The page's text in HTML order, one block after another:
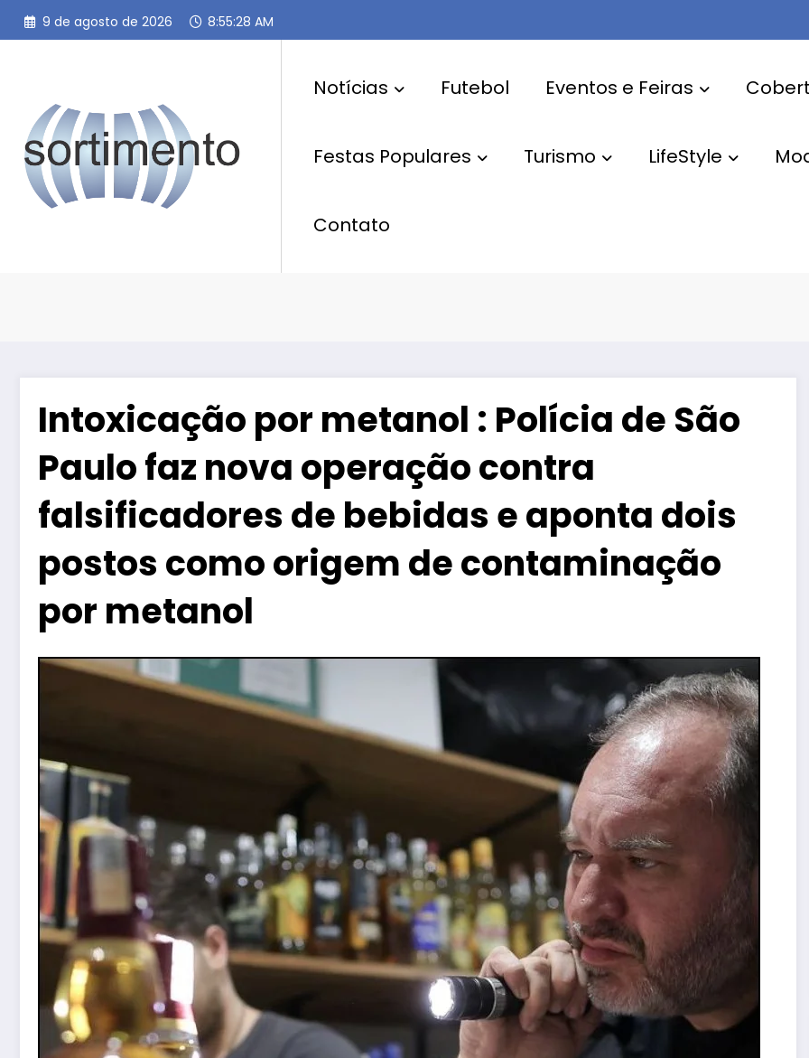
Pular
para
9 de agosto de 2026 8:55:29 AM
Notícias Futebol Eventos e Feiras
Festas Populares Turismo LifeStyle
Contato
Intoxicação por metanol : Polícia de São
Paulo faz nova operação contra
falsificadores de bebidas e aponta dois
postos como origem de contaminação
por metanol